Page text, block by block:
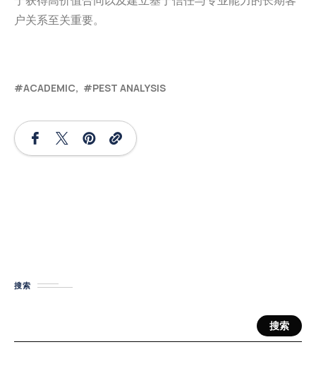
户关系至关重要。
ACADEMIC PEST ANALYSIS
搜索
搜索